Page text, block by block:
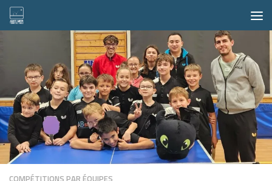
Skip to content
COMPÉTITIONS PAR ÉQUIPES